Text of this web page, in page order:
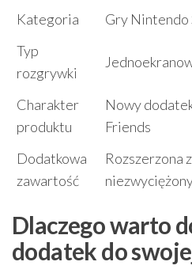
Kategoria
Gry Nintendo
Typ
rozgrywki
Charakter
produktu
Nowy
Friends
Dodatkowa
zawartość
Rozszerzona
Dlaczego warto
dodatek do